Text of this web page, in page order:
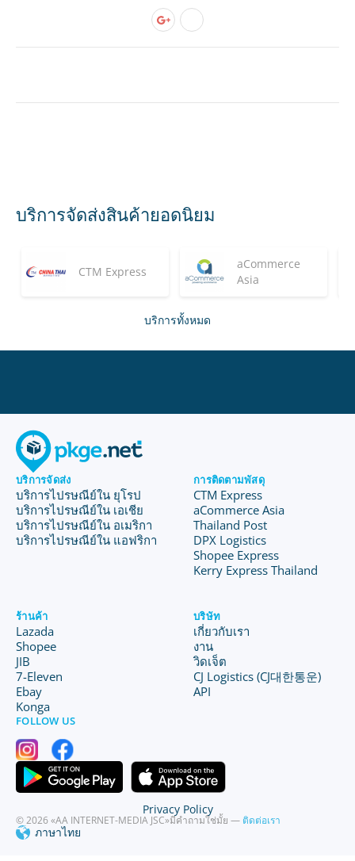
บริการจัดส่งสินค้ายอดนิยม
CTM Express
aCommerce
Asia
บริการทั้งหมด
บริการจัดส่ง
บริการไปรษณีย์ใน ยุโรป
บริการไปรษณีย์ใน เอเชีย
บริการไปรษณีย์ใน อเมริกา
บริการไปรษณีย์ใน แอฟริกา
การติดตามพัสดุ
CTM Express
aCommerce Asia
Thailand Post
DPX Logistics
Shopee Express
Kerry Express Thailand
ร้านค้า
Lazada
Shopee
JIB
7-Eleven
Ebay
Konga
บริษัท
เกี่ยวกับเรา
งาน
วิดเจ็ต
CJ Logistics (CJ대한통운)
API
FOLLOW US
© 2026 «AA INTERNET-MEDIA JSC»มีคำถามใช่มั้ย — ติดต่อเรา
ภาษาไทย
Privacy Policy